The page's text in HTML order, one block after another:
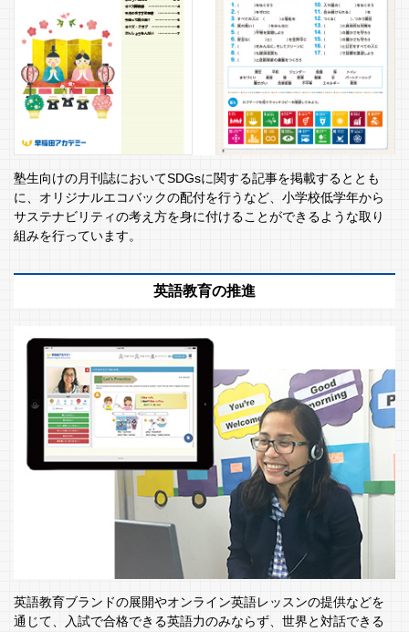
塾生向けの月刊誌においてSDGsに関する記事を掲載するととも
に、オリジナルエコバックの配付を行うなど、小学校低学年から
サステナビリティの考え方を身に付けることができるような取り
組みを行っています。
英語教育の推進
英語教育ブランドの展開やオンライン英語レッスンの提供などを
通じて、入試で合格できる英語力のみならず、世界と対話できる